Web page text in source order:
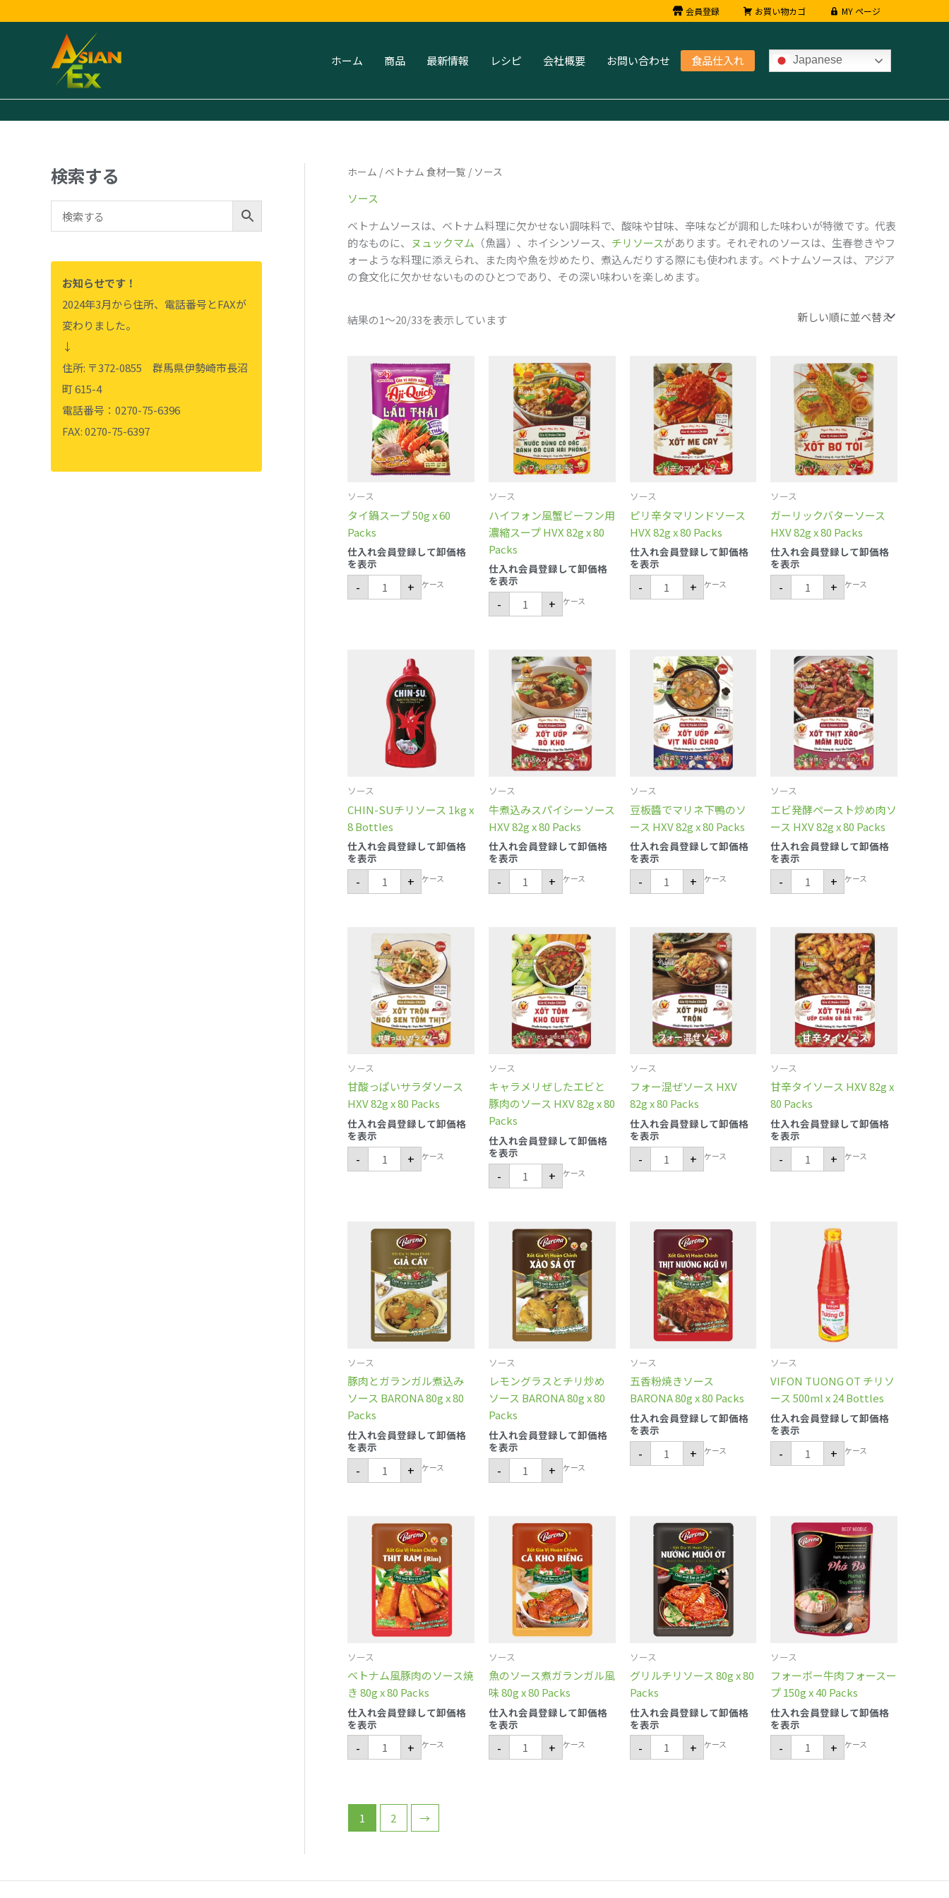
容
会員登録 お買い物カゴ MY ページ
ホーム 商品 最新情報 レシピ 会社概要 お問い合わせ 食品仕入れ Japanese
検索する
お知らせです！
2024年3月から住所、電話番号とFAXが
変わりました。
↓
住所: 〒372-0855 群馬県伊勢崎市長沼
町 615-4
電話番号：0270-75-6396
FAX: 0270-75-6397
ホーム / ベトナム 食材一覧 / ソース
ソース
ベトナムソースは、ベトナム料理に欠かせない調味料で、酸味や甘味、辛味などが調和した味わいが特徴です。代表
的なものに、 ヌュックマム （魚醤）、ホイシンソース、 チリソースがあります。それぞれのソースは、生春巻きやフ
ォーような料理に添えられ、また肉や魚を炒めたり、煮込んだりする際にも使われます。ベトナムソースは、アジア
の食文化に欠かせないもののひとつであり、その深い味わいを楽しめます。
結果の1～20/33を表示しています
い
ソース
タイ鍋スープ 50g x 60
Packs
仕入れ会員登録して卸価格
を表示
-
タ
イ
鍋
ス
ー
プ
50g
x
60
Packs
個
+ ケース
ソース
ハイフォン風蟹ビーフン用
濃縮スープ HVX 82g x 80
Packs
仕入れ会員登録して卸価格
を表示
-
ハ
イ
フ
ォ
ン
風
蟹
ビ
ー
フ
ン
用
縮
ス
ー
プ
HVX
82g
x
80
Packs
個
+ ケース
ソース
ピリ辛タマリンドソース
HVX 82g x 80 Packs
仕入れ会員登録して卸価格
を表示
-
ピ
リ
辛
タ
マ
リ
ン
ド
ソ
ー
ス
HVX
x
80
Packs
個
+ ケース
ソース
ガーリックバターソース
HXV 82g x 80 Packs
仕入れ会員登録して卸価格
を表示
-
ガ
ー
リ
ッ
ク
バ
タ
ー
ソ
ー
ス
HXV
x
80
Packs
個
+ ケース
ソース
CHIN-SUチリソース 1kg x
8 Bottles
仕入れ会員登録して卸価格
を表示
-
Bottles
+ ケース
ソース
牛煮込みスパイシーソース
HXV 82g x 80 Packs
仕入れ会員登録して卸価格
を表示
-
牛
煮
込
み
ス
パ
イ
シ
ー
ソ
ー
ス
82g
x
80
Packs
個
+ ケース
ソース
豆板醬でマリネ下鴨のソ
ース HXV 82g x 80 Packs
仕入れ会員登録して卸価格
を表示
-
板
醬
で
マ
リ
ネ
下
鴨
の
ソ
ー
HXV
82g
x
80
Packs
個
+ ケース
ソース
エビ発酵ペースト炒め肉ソ
ース HXV 82g x 80 Packs
仕入れ会員登録して卸価格
を表示
-
エ
ビ
発
酵
ペ
ー
ス
ト
炒
め
肉
ソ
ス
HXV
82g
x
80
Packs
個
+ ケース
ソース
甘酸っぱいサラダソース
HXV 82g x 80 Packs
仕入れ会員登録して卸価格
を表示
-
甘
っ
ぱ
い
ラ
ダ
ソ
ー
ス
HXV
x
80
Packs
個
+ ケース
ソース
キャラメリぜしたエビと
豚肉のソース HXV 82g x 80
Packs
仕入れ会員登録して卸価格
を表示
-
キ
ャ
ラ
メ
リ
ぜ
し
た
エ
ビ
と
豚
の
ソ
ー
ス
HXV
82g
x
80
Packs
個
+ ケース
ソース
フォー混ぜソース HXV
82g x 80 Packs
仕入れ会員登録して卸価格
を表示
-
フ
ォ
ー
混
ぜ
ソ
ー
ス
HXV
82g
x
80
個
+ ケース
ソース
甘辛タイソース HXV 82g x
80 Packs
仕入れ会員登録して卸価格
を表示
-
甘
辛
タ
イ
ソ
ー
ス
HXV
82g
x
80
Packs
+ ケース
ソース
豚肉とガランガル煮込み
ソース BARONA 80g x 80
Packs
仕入れ会員登録して卸価格
を表示
-
豚
肉
と
ラ
ン
ガ
ル
煮
込
み
ソ
ス
BARONA
80g
x
80
Packs
+ ケース
ソース
レモングラスとチリ炒め
ソース BARONA 80g x 80
Packs
仕入れ会員登録して卸価格
を表示
-
レ
モ
ラ
ス
と
チ
リ
炒
め
ソ
ス
BARONA
80g
x
80
Packs
+ ケース
ソース
五香粉焼きソース
BARONA 80g x 80 Packs
仕入れ会員登録して卸価格
を表示
-
五
香
焼
き
ソ
ー
ス
BARONA
80g
80
個
+ ケース
ソース
VIFON TUONG OT チリソ
ース 500ml x 24 Bottles
仕入れ会員登録して卸価格
を表示
-
TUONG
500ml
Bottles
+ ケース
ソース
ベトナム風豚肉のソース焼
き 80g x 80 Packs
仕入れ会員登録して卸価格
を表示
-
ベ
ト
風
豚
肉
の
ソ
ー
ス
焼
80g
80
Packs
個
+ ケース
ソース
魚のソース煮ガランガル風
味 80g x 80 Packs
仕入れ会員登録して卸価格
を表示
-
魚
の
ス
煮
ガ
ラ
ン
ガ
ル
風
80g
x
80
Packs
個
+ ケース
ソース
グリルチリソース 80g x 80
Packs
仕入れ会員登録して卸価格
を表示
-
グ
リ
リ
ソ
ー
ス
80g
80
Packs
+ ケース
ソース
フォーボー牛肉フォースー
プ 150g x 40 Packs
仕入れ会員登録して卸価格
を表示
-
フ
ォ
ー
ボ
ー
牛
肉
フ
ォ
ー
ス
ー
150g
40
Packs
個
+ ケース
1 2 →